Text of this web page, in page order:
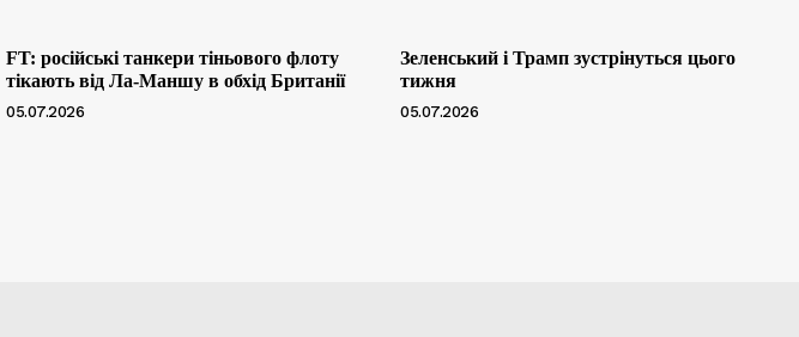
FT: російські танкери тіньового флоту
тікають від Ла-Маншу в обхід Британії
05.07.2026
Зеленський і Трамп зустрінуться цього
тижня
05.07.2026